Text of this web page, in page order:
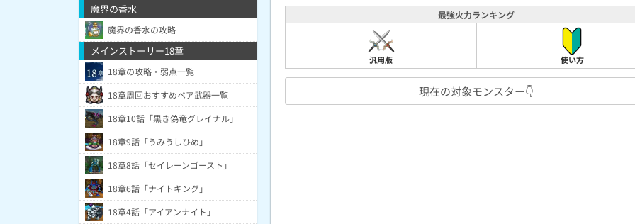
最強火力ランキング
汎用版 使い方
現在の対象モンスター👇
魔界の香水
魔界の香水の攻略
メインストーリー18章
18章の攻略・弱点一覧
18章周回おすすめペア武器一覧
18章10話「黒き偽竜グレイナル」
18章9話「うみうしひめ」
18章8話「セイレーンゴースト」
18章6話「ナイトキング」
18章4話「アイアンナイト」